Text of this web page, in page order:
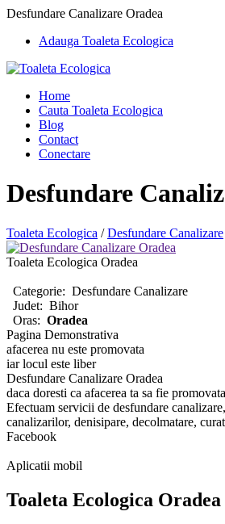
Desfundare Canalizare Oradea
Adauga Toaleta Ecologica
Home
Cauta Toaleta Ecologica
Blog
Contact
Conectare
Desfundare
Toaleta Ecologica /Desfundare Canalizare
Toaleta Ecologica Oradea
Categorie: Desfundare Canalizare
Judet: Bihor
Oras: Oradea
Pagina Demonstrativa
afacerea nu este promovata
iar locul este liber
Desfundare Canalizare Oradea
daca doresti ca afacerea ta sa fie
Efectuam servicii de desfundare
canalizarilor, denisipare, decolmatare,
Facebook
Aplicatii mobil
Toaleta Ecologica Oradea